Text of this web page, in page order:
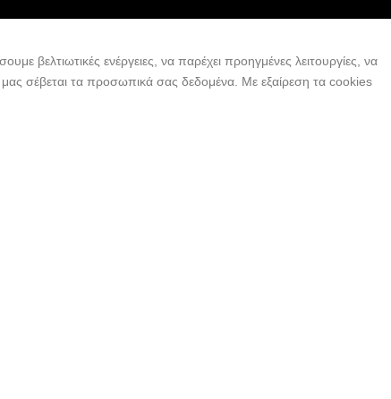
βελτιωτικές ενέργειες, να παρέχει προηγμένες λειτουργίες, να
μας σέβεται τα προσωπικά σας δεδομένα. Με εξαίρεση τα cookies